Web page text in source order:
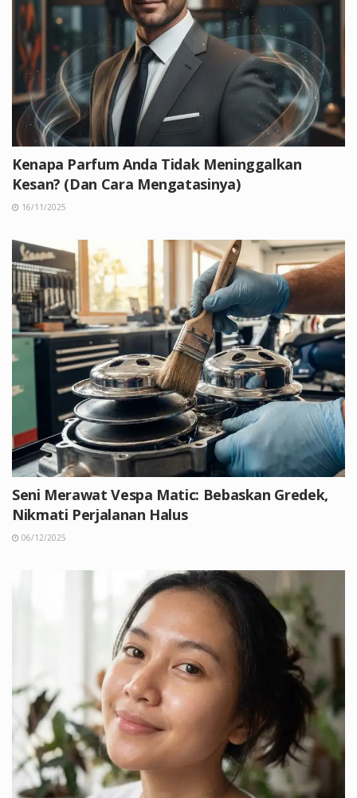
Kenapa Parfum Anda Tidak Meninggalkan
Kesan? (Dan Cara Mengatasinya)
16/11/2025
Seni Merawat Vespa Matic: Bebaskan Gredek,
Nikmati Perjalanan Halus
06/12/2025